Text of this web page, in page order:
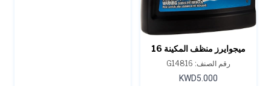
ميجوايرز منظف المكينة 16
اونصة
رقم الصنف: G14816
KWD5.000